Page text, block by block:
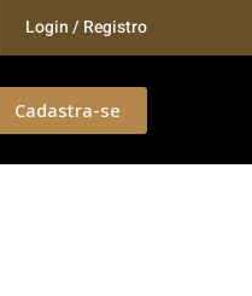
Login / Registro
Cadastra-se